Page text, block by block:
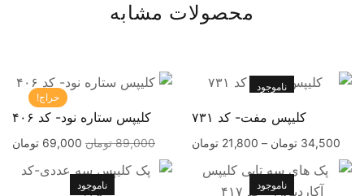
محصولات مشابه
ناموجود
کلیپس مفت- کد ۷۳۱
34,500 تومان –
21,800 تومان
حراج!
کلیپس ستاره نود- کد ۴۰۶
89,000 تومان 69,000 تومان
ناموجود ناموجود